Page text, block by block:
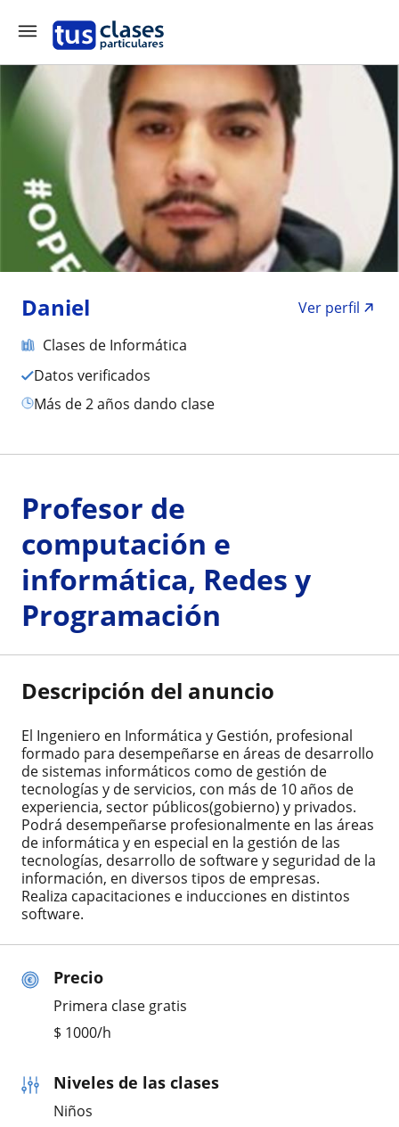
Daniel
Ver perfil
Clases de Informática
Datos verificados
más de 2 años dando clase
Precio
Primera clase gratis
$ 1000/h
Niveles de las clases
Niños
Profesor de
computación e
informática, Redes y
Programación
Descripción del anuncio
El Ingeniero en Informática y Gestión, profesional
formado para desempeñarse en áreas de desarrollo
de sistemas informáticos como de gestión de
tecnologías y de servicios, con más de 10 años de
experiencia, sector públicos(gobierno) y privados.
Podrá desempeñarse profesionalmente en las áreas
de informática y en especial en la gestión de las
tecnologías, desarrollo de software y seguridad de la
información, en diversos tipos de empresas.
Realiza capacitaciones e inducciones en distintos
software.